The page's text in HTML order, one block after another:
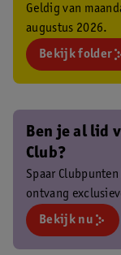
Geldig van
augustus 2026.
Bekijk folder
Ben je al lid
Club?
Spaar
ontvang
Bekijk nu